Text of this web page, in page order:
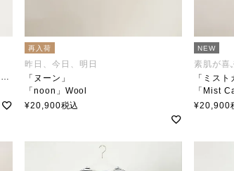
再入荷
昨日、今日、明日
「ヌーン」
「noon」Wool
soutiencollar（ステンカラー）
¥20,900税込
NEW
素肌が喜
「ミス
「Mist
¥20,900